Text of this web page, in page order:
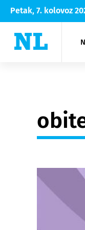
Petak, 7. kolovoz